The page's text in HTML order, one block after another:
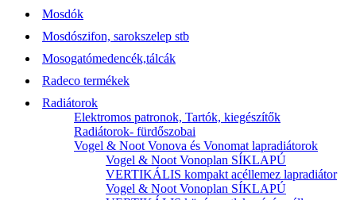
Mosdók
Mosdószifon, sarokszelep stb
Mosogatómedencék,tálcák
Radeco termékek
Radiátorok
Elektromos patronok, Tartók, kiegészítők
Radiátorok- fürdőszobai
Vogel & Noot Vonova és Vonomat lapradiátorok
Vogel & Noot Vonoplan SÍKLAPÚ
VERTIKÁLIS kompakt acéllemez lapradiátor
Vogel & Noot Vonoplan SÍKLAPÚ